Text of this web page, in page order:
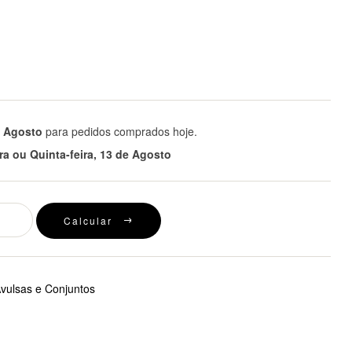
Agosto para pedidos comprados hoje.
ou Quinta-feira, 13 de Agosto
Calcular
e Conjuntos